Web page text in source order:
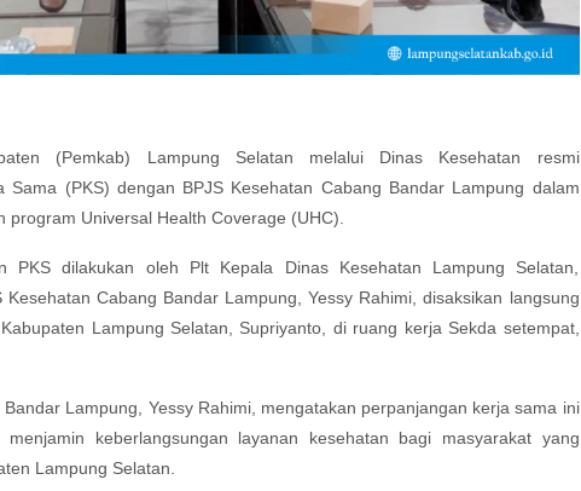
(Pemkab) Lampung Selatan melalui Dinas Kesehatan resmi
Sama (PKS) dengan BPJS Kesehatan Cabang Bandar Lampung dalam
Universal Health Coverage (UHC).
PKS dilakukan oleh Plt Kepala Dinas Kesehatan Lampung Selatan,
Cabang Bandar Lampung, Yessy Rahimi, disaksikan langsung
Lampung Selatan, Supriyanto, di ruang kerja Sekda setempat,
Lampung, Yessy Rahimi, mengatakan perpanjangan kerja sama ini
keberlangsungan layanan kesehatan bagi masyarakat yang
Lampung Selatan.